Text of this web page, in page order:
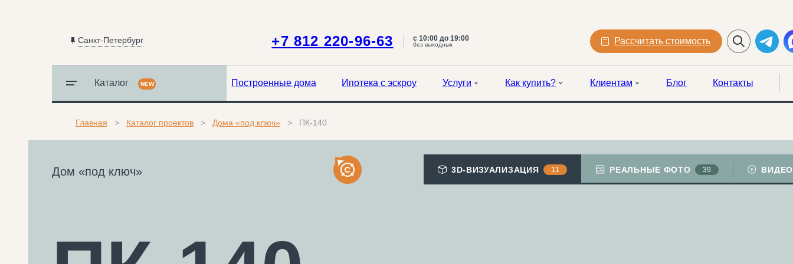
Санкт-Петербург +7 812 220-96-63 с 10:00 до 19:00
без выходных Рассчитать стоимость
Каталог NEW Построенные дома Ипотека с эскроу Услуги Как купить? Клиентам Блог Контакты
Главная Каталог проектов Дома «под ключ» ПК-140
Дом «под ключ» 3D-ВИЗУАЛИЗАЦИЯ 11 РЕАЛЬНЫЕ ФОТО 39 ВИДЕО